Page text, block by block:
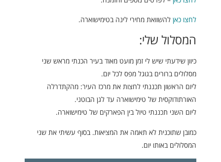
לחצו כאן להשוואת מחירי לינה בטימישוארה.
המסלול שלי:
כיוון שידעתי שיש לי זמן מועט מאוד בעיר הכנתי מראש שני
מסלולים ברורים בגוגל מפס לכל יום.
ליום הראשון תכננתי לחצות את מרכז העיר: מהקתדרלה
האורתודוקסית של טימישוארה עד לגן הבוטני.
ליום השני תכננתי טיול בין הפארקים של טימישוארה.
כמובן שתוכנית לא תאמה את המציאות. בסוף עשיתי את שני
המסלולים באותו יום.